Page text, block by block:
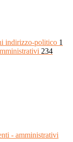
indirizzo-politico 1
234
- amministrativi